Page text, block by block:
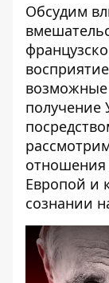
Обсудим
возможные
Европой и
сознании